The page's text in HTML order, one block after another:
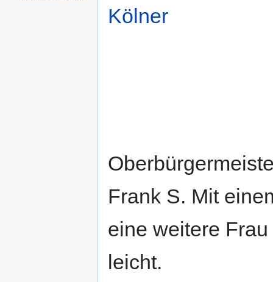
Kölner
Frank S. Mit
eine weitere
leicht.